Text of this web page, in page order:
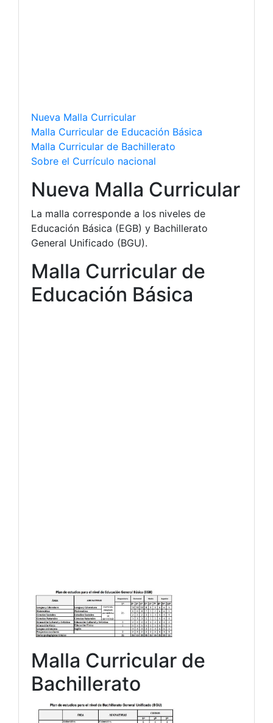
Nueva Malla Curricular
Malla Curricular de Educación Básica
Malla Curricular de Bachillerato
Sobre el Currículo nacional
Nueva Malla Curricular
La malla corresponde a los niveles de
Educación Básica (EGB) y Bachillerato
General Unificado (BGU).
Malla Curricular de
Educación Básica
Malla Curricular de
Bachillerato